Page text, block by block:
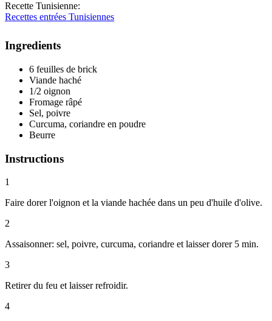
Recette Tunisienne:
Recettes entrées Tunisiennes
Ingredients
6 feuilles de brick
Viande haché
1/2 oignon
Fromage râpé
Sel, poivre
Curcuma, coriandre en poudre
Beurre
Instructions
1
Faire dorer l'oignon et la viande hachée dans un peu d'huile d'olive.
2
Assaisonner: sel, poivre, curcuma, coriandre et laisser dorer 5 min.
3
Retirer du feu et laisser refroidir.
4